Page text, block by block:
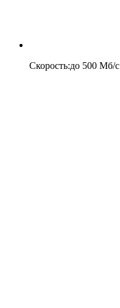
Скорость:до 500 Мб/c